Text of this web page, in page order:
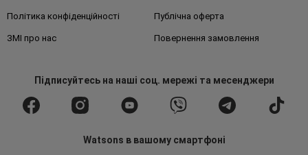
Політика конфіденційності Публічна оферта
ЗМІ про нас Повернення замовлення
Підписуйтесьна наші соц. мережі та месенджери
Watsons в вашому смартфоні